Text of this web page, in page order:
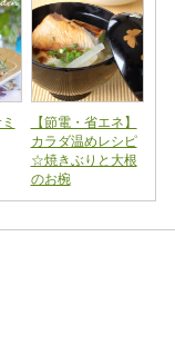
【節電・省エネ】
カラダ温めレシピ
☆焼きぶりと大根
のお椀